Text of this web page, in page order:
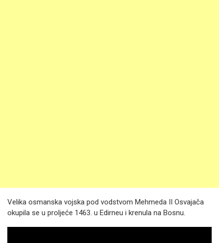
Velika osmanska vojska pod vodstvom Mehmeda II Osvajača
okupila se u proljeće 1463. u Edirneu i krenula na Bosnu.